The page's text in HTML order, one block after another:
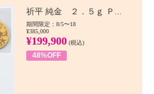
祈平 純金 ２．５ｇ Ｐ...
期間限定：8/5〜18
¥385,000
¥199,900 (税込)
48%OFF